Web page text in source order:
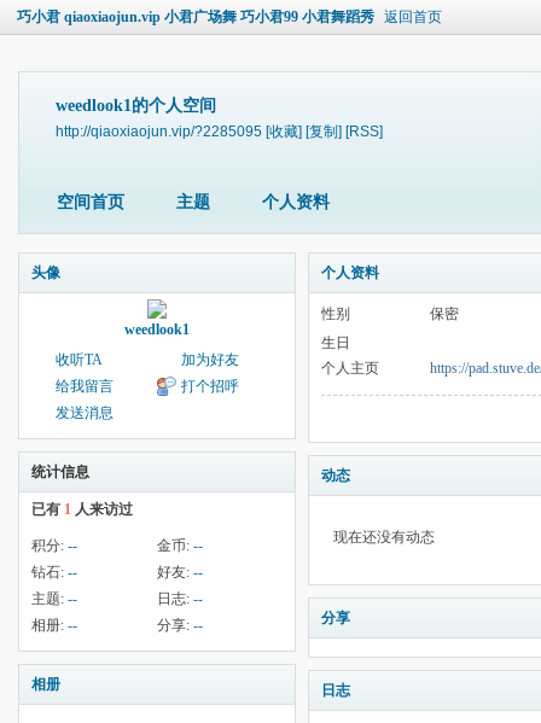
巧小君 qiaoxiaojun.vip 小君广场舞 巧小君99 小君舞蹈秀 返回首页
weedlook1的个人空间
http://qiaoxiaojun.vip/?2285095 [收藏] [复制] [RSS]
空间首页 主题 个人资料
头像
weedlook1
收听TA
加为好友
给我留言
打个招呼
发送消息
统计信息
已有 1 人来访过
积分: -- 金币: --
钻石: -- 好友: --
主题: -- 日志: --
相册: -- 分享: --
相册
个人资料
性别
保密
生日
个人主页
https://
动态
现在还没有动态
分享
日志